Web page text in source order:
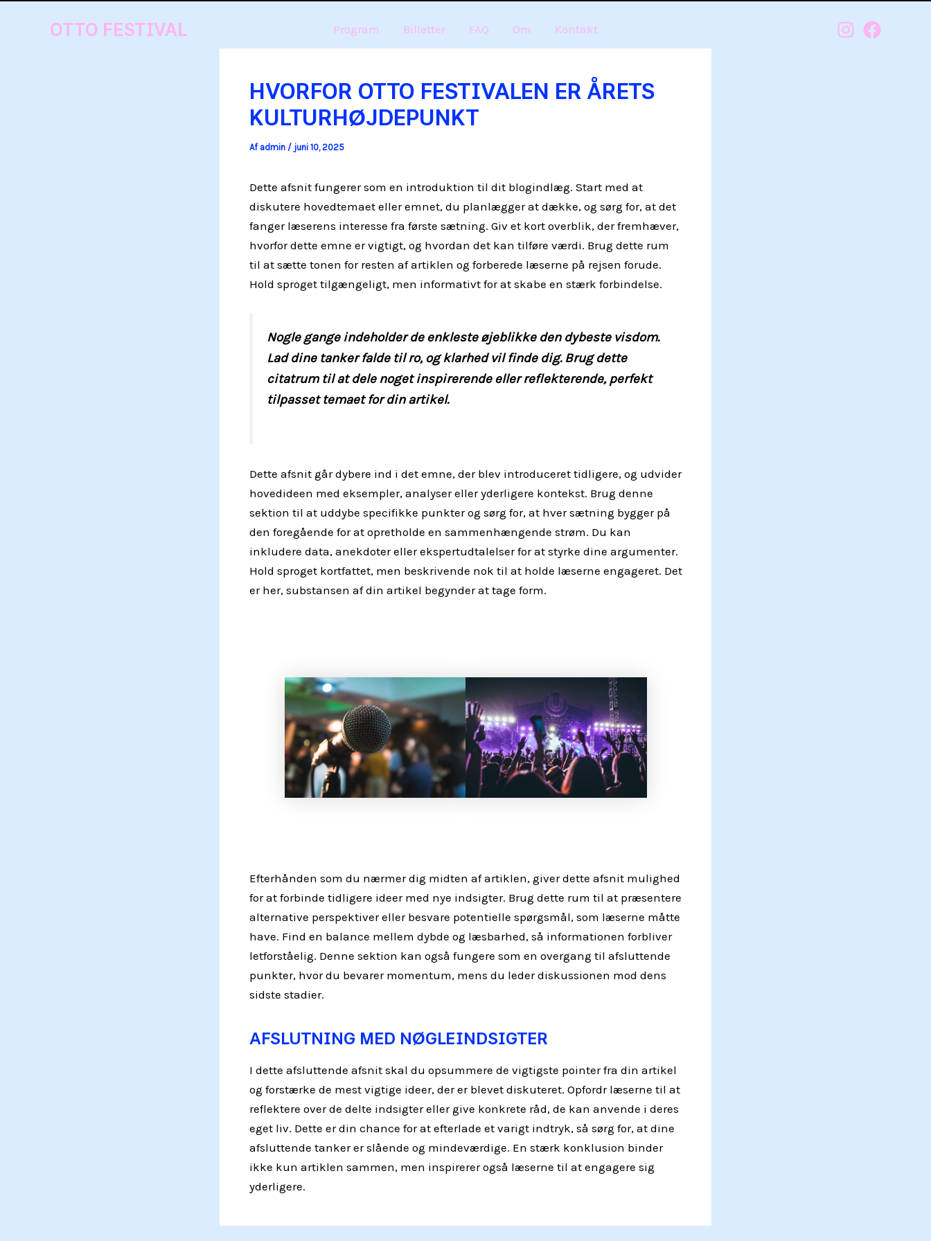
OTTO FESTIVAL Program Billetter FAQ Om Kontakt
HVORFOR OTTO FESTIVALEN ER ÅRETS
KULTURHØJDEPUNKT
Af admin / juni 10, 2025
Dette afsnit fungerer som en introduktion til dit blogindlæg. Start med at
diskutere hovedtemaet eller emnet, du planlægger at dække, og sørg for, at det
fanger læserens interesse fra første sætning. Giv et kort overblik, der fremhæver,
hvorfor dette emne er vigtigt, og hvordan det kan tilføre værdi. Brug dette rum
til at sætte tonen for resten af artiklen og forberede læserne på rejsen forude.
Hold sproget tilgængeligt, men informativt for at skabe en stærk forbindelse.
Nogle gange indeholder de enkleste øjeblikke den dybeste visdom.
Lad dine tanker falde til ro, og klarhed vil finde dig. Brug dette
citatrum til at dele noget inspirerende eller reflekterende, perfekt
tilpasset temaet for din artikel.
Dette afsnit går dybere ind i det emne, der blev introduceret tidligere, og udvider
hovedideen med eksempler, analyser eller yderligere kontekst. Brug denne
sektion til at uddybe specifikke punkter og sørg for, at hver sætning bygger på
den foregående for at opretholde en sammenhængende strøm. Du kan
inkludere data, anekdoter eller ekspertudtalelser for at styrke dine argumenter.
Hold sproget kortfattet, men beskrivende nok til at holde læserne engageret. Det
er her, substansen af din artikel begynder at tage form.
Efterhånden som du nærmer dig midten af artiklen, giver dette afsnit mulighed
for at forbinde tidligere ideer med nye indsigter. Brug dette rum til at præsentere
alternative perspektiver eller besvare potentielle spørgsmål, som læserne måtte
have. Find en balance mellem dybde og læsbarhed, så informationen forbliver
letforståelig. Denne sektion kan også fungere som en overgang til afsluttende
punkter, hvor du bevarer momentum, mens du leder diskussionen mod dens
sidste stadier.
AFSLUTNING MED NØGLEINDSIGTER
I dette afsluttende afsnit skal du opsummere de vigtigste pointer fra din artikel
og forstærke de mest vigtige ideer, der er blevet diskuteret. Opfordr læserne til at
reflektere over de delte indsigter eller give konkrete råd, de kan anvende i deres
eget liv. Dette er din chance for at efterlade et varigt indtryk, så sørg for, at dine
afsluttende tanker er slående og mindeværdige. En stærk konklusion binder
ikke kun artiklen sammen, men inspirerer også læserne til at engagere sig
yderligere.